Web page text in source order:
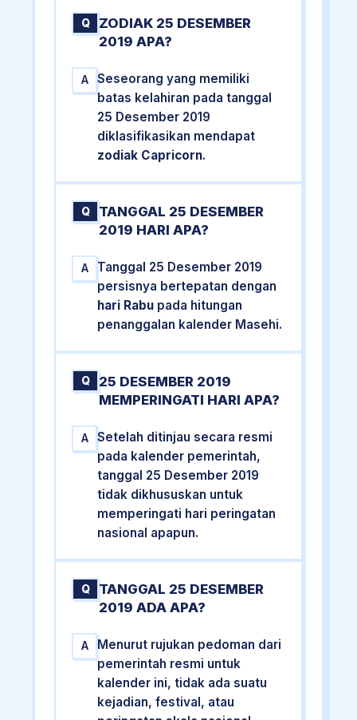
Q
ZODIAK 25 DESEMBER
2019 APA?
A
Seseorang yang memiliki
batas kelahiran pada tanggal
25 Desember 2019
diklasifikasikan mendapat
zodiak Capricorn.
Q
TANGGAL 25 DESEMBER
2019 HARI APA?
A
Tanggal 25 Desember 2019
persisnya bertepatan dengan
hari Rabu pada hitungan
penanggalan kalender Masehi.
Q
25 DESEMBER 2019
MEMPERINGATI HARI APA?
A
Setelah ditinjau secara resmi
pada kalender pemerintah,
tanggal 25 Desember 2019
tidak dikhususkan untuk
memperingati hari peringatan
nasional apapun.
Q
TANGGAL 25 DESEMBER
2019 ADA APA?
A
Menurut rujukan pedoman dari
pemerintah resmi untuk
kalender ini, tidak ada suatu
kejadian, festival, atau